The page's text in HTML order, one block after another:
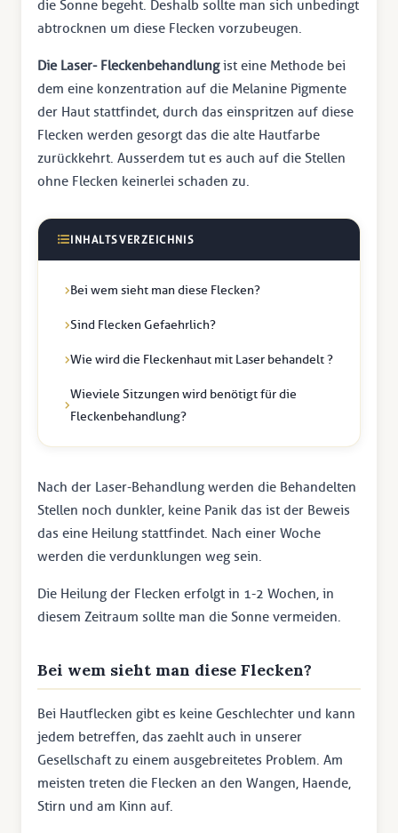
die Sonne begeht. Deshalb sollte man sich unbedingt
abtrocknen um diese Flecken vorzubeugen.
Die Laser- Fleckenbehandlungist eine Methode bei
dem eine konzentration auf die Melanine Pigmente
der Haut stattfindet, durch das einspritzen auf diese
Flecken werden gesorgt das die alte Hautfarbe
zurückkehrt. Ausserdem tut es auch auf die Stellen
ohne Flecken keinerlei schaden zu.
INHALTSVERZEICHNIS
Bei wem sieht man diese Flecken?
Sind Flecken Gefaehrlich?
Wie wird die Fleckenhaut mit Laser behandelt ?
Wieviele Sitzungen wird benötigt für die
Fleckenbehandlung?
Nach der Laser-Behandlung werden die Behandelten
Stellen noch dunkler, keine Panik das ist der Beweis
das eine Heilung stattfindet. Nach einer Woche
werden die verdunklungen weg sein.
Die Heilung der Flecken erfolgt in 1-2 Wochen, in
diesem Zeitraum sollte man die Sonne vermeiden.
Bei wem sieht man diese Flecken?
Bei Hautflecken gibt es keine Geschlechter und kann
jedem betreffen, das zaehlt auch in unserer
Gesellschaft zu einem ausgebreitetes Problem. Am
meisten treten die Flecken an den Wangen, Haende,
Stirn und am Kinn auf.